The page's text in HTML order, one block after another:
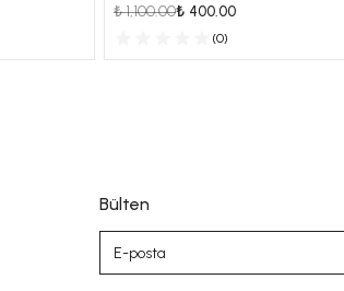
₺ 1,100.00₺ 400.00
(0)
Bülten